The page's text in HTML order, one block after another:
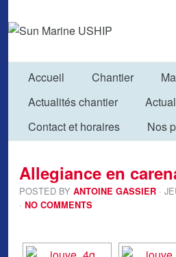
Accueil Chantier
Actualités chantier
Contact et horaires
Nos
Allegiance en
POSTED BY ANTOINE GASSIER ·
· NO COMMENTS